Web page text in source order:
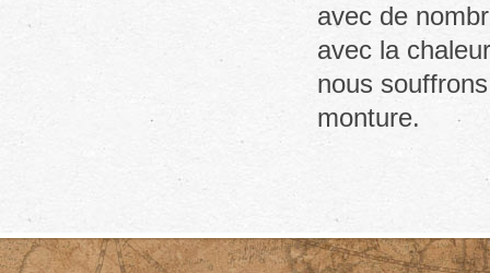
avec de
avec la
nous
monture.